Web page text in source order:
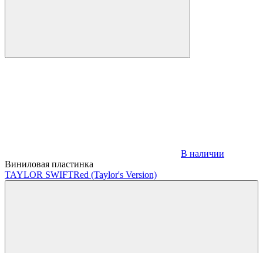
В наличии
Виниловая пластинка
TAYLOR SWIFTRed (Taylor's Version)